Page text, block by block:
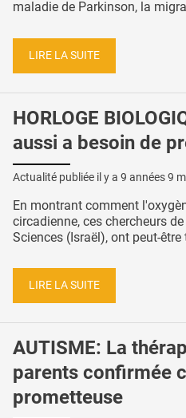
maladie de Parkinson, la
LIRE LA SUITE
HORLOGE
aussi a besoin de
Actualité publiée il y a 9 années 9
En montrant comment
circadienne, ces chercheurs
Sciences (Israël), ont peut-
LIRE LA SUITE
AUTISME: La
parents confirmée
prometteuse